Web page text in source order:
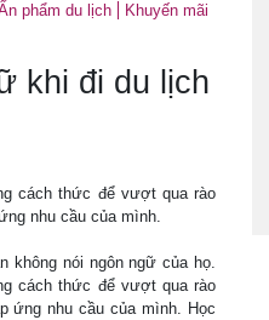
phẩm du lịch
Khuyến mãi
khi đi du lịch
cách thức để vượt qua rào
nhu cầu của mình.
không nói ngôn ngữ của họ.
cách thức để vượt qua rào
ứng nhu cầu của mình. Học